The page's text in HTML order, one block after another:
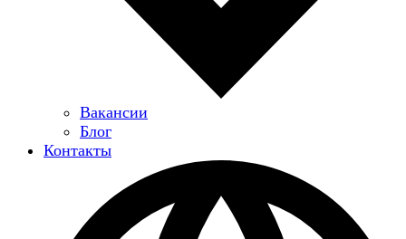
Вакансии
Блог
Контакты